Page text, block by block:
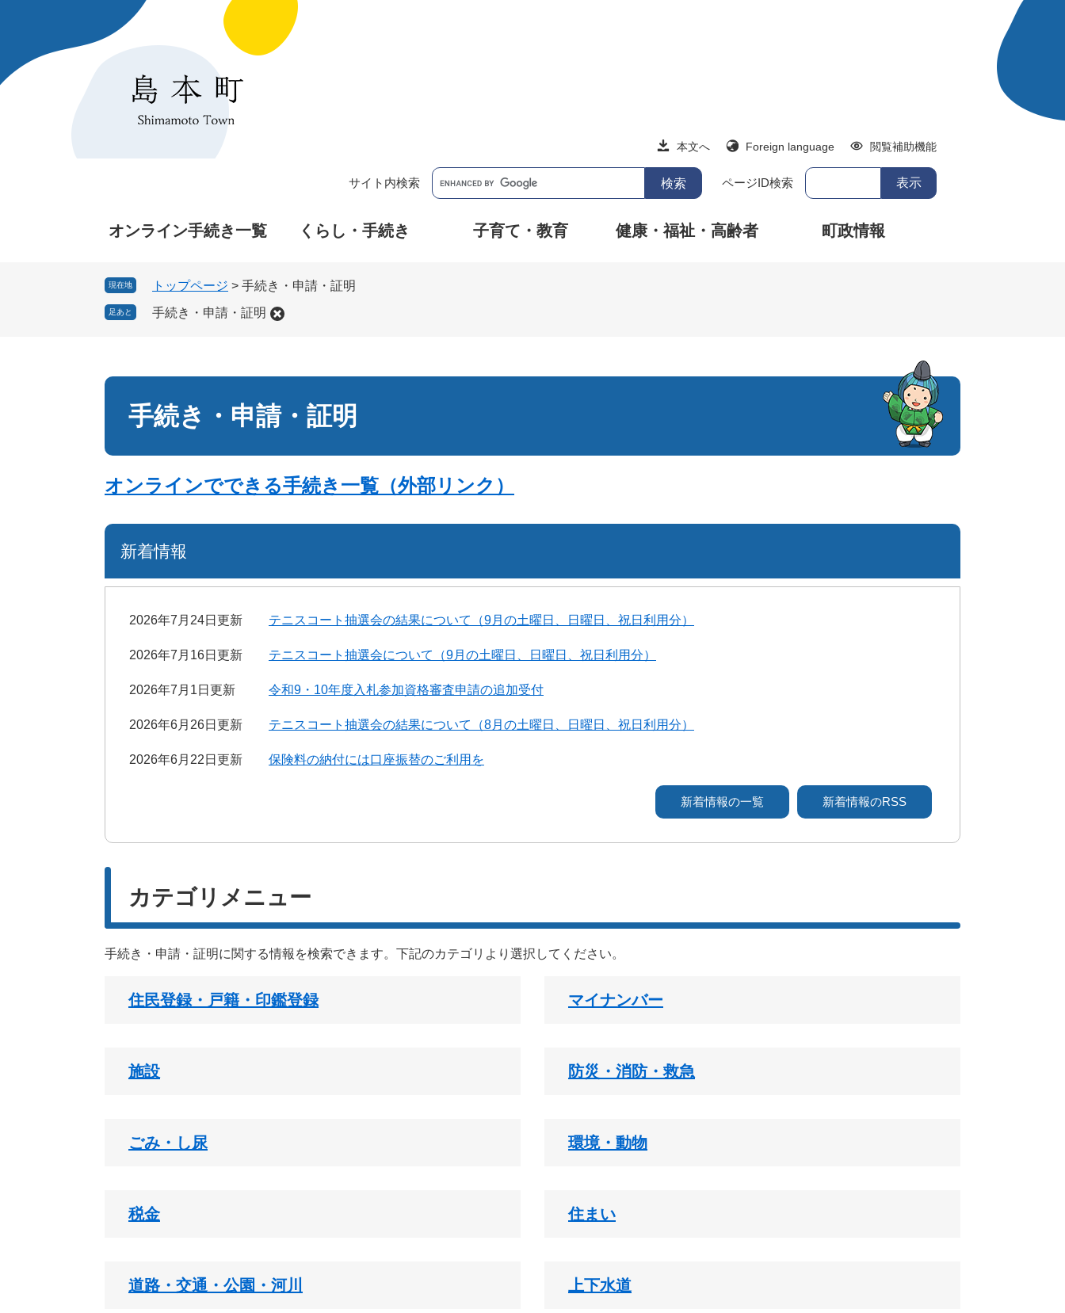
先
を
本文へ Foreign language 閲覧補助機能
サイト内検索 ページID検索
オンライン手続き一覧 くらし・手続き 子育て・教育 健康・福祉・高齢者 町政情報
現在地 トップページ > 手続き・申請・証明
足あと 手続き・申請・証明
手続き・申請・証明
オンラインでできる手続き一覧（外部リンク）
新着情報
2026年7月24日更新 テニスコート抽選会の結果について（9月の土曜日、日曜日、祝日利用分）
2026年7月16日更新 テニスコート抽選会について（9月の土曜日、日曜日、祝日利用分）
2026年7月1日更新 令和9・10年度入札参加資格審査申請の追加受付
2026年6月26日更新 テニスコート抽選会の結果について（8月の土曜日、日曜日、祝日利用分）
2026年6月22日更新 保険料の納付には口座振替のご利用を
新着情報の一覧 新着情報のRSS
カテゴリメニュー
手続き・申請・証明に関する情報を検索できます。下記のカテゴリより選択してください。
住民登録・戸籍・印鑑登録 マイナンバー
施設 防災・消防・救急
ごみ・し尿 環境・動物
税金 住まい
道路・交通・公園・河川 上下水道